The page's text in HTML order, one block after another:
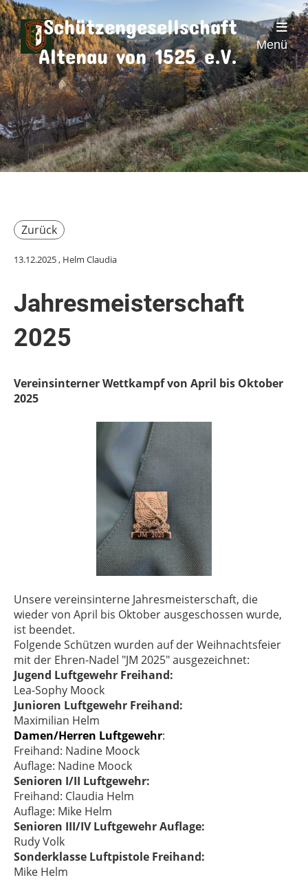
Schützengesellschaft
Altenau von 1525 e.V.
Menü
Zurück
13.12.2025, Helm Claudia
Jahresmeisterschaft
2025
Vereinsinterner Wettkampf von April bis Oktober
2025
Unsere vereinsinterne Jahresmeisterschaft, die
wieder von April bis Oktober ausgeschossen wurde,
ist beendet.
Folgende Schützen wurden auf der Weihnachtsfeier
mit der Ehren-Nadel "JM 2025" ausgezeichnet:
Jugend Luftgewehr Freihand:
Lea-Sophy Moock
Junioren Luftgewehr Freihand:
Maximilian Helm
Damen/Herren Luftgewehr:
Freihand: Nadine Moock
Auflage: Nadine Moock
Senioren I/II Luftgewehr:
Freihand: Claudia Helm
Auflage: Mike Helm
Senioren III/IV Luftgewehr Auflage:
Rudy Volk
Sonderklasse Luftpistole Freihand:
Mike Helm